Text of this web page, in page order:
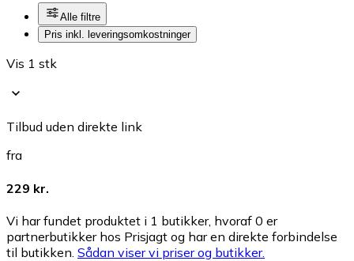
Alle filtre
Pris inkl. leveringsomkostninger
Vis 1 stk
Tilbud uden direkte link
fra
229 kr.
Vi har fundet produktet i 1 butikker, hvoraf 0 er
partnerbutikker hos Prisjagt og har en direkte forbindelse
til butikken. Sådan viser vi priser og butikker.